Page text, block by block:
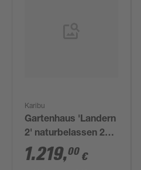
Karibu
Gartenhaus 'Landern
2' naturbelassen 276
x 222 x 232 cm
1.219,00 €